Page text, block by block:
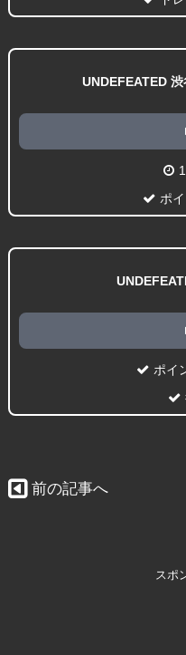
UNDEFEATED
ポ
ポイ
前の記事へ
スポ